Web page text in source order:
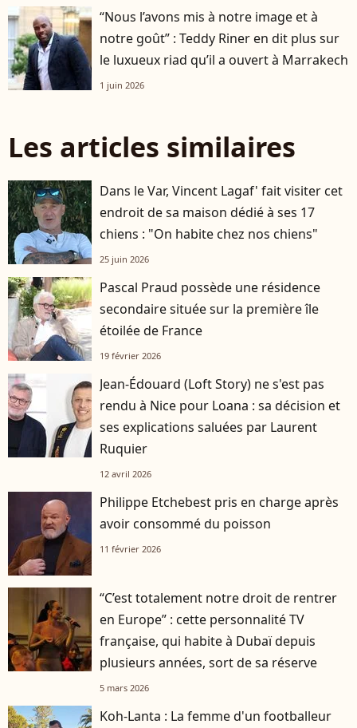
“Nous l’avons mis à notre image et à
notre goût” : Teddy Riner en dit plus sur
le luxueux riad qu’il a ouvert à Marrakech
1 juin 2026
Les articles similaires
Dans le Var, Vincent Lagaf' fait visiter cet
endroit de sa maison dédié à ses 17
chiens : "On habite chez nos chiens"
25 juin 2026
Pascal Praud possède une résidence
secondaire située sur la première île
étoilée de France
19 février 2026
Jean-Édouard (Loft Story) ne s'est pas
rendu à Nice pour Loana : sa décision et
ses explications saluées par Laurent
Ruquier
12 avril 2026
Philippe Etchebest pris en charge après
avoir consommé du poisson
11 février 2026
“C’est totalement notre droit de rentrer
en Europe” : cette personnalité TV
française, qui habite à Dubaï depuis
plusieurs années, sort de sa réserve
5 mars 2026
Koh-Lanta : La femme d'un footballeur